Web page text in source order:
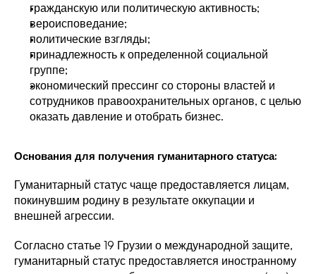
гражданскую или политическую активность;
вероисповедание;
политические взгляды;
принадлежность к определенной социальной
группе;
экономический прессинг со стороны властей и
сотрудников правоохранительных органов, с целью
оказать давление и отобрать бизнес.
Основания для получения гуманитарного статуса:
Гуманитарный статус чаще предоставляется лицам,
покинувшим родину в результате оккупации и
внешней агрессии.
Согласно статье 19 Грузии о международной защите,
гуманитарный статус предоставляется иностранному